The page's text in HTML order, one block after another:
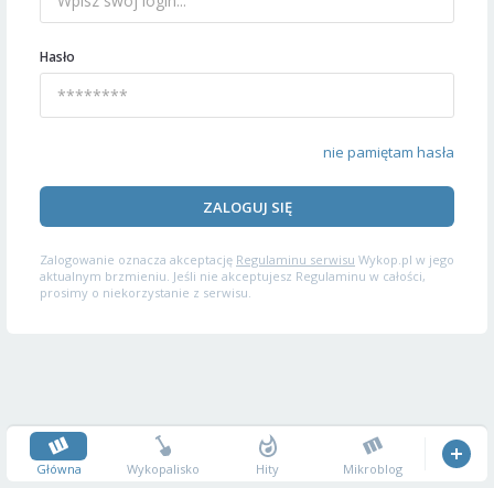
Hasło
nie pamiętam hasła
ZALOGUJ SIĘ
Zalogowanie oznacza akceptację Regulaminu serwisu Wykop.pl w jego
aktualnym brzmieniu. Jeśli nie akceptujesz Regulaminu w całości,
prosimy o niekorzystanie z serwisu.
Główna Wykopalisko Hity Mikroblog